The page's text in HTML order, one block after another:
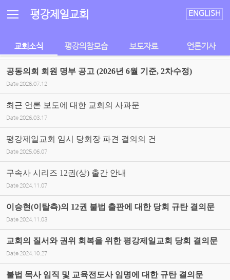
평강제일교회 ENGLISH
교회소식 평강의참모습 보도자료 언론기사
공동의회 회원 명부 공고 (2026년 6월 기준, 2차수정)
Date 2026.07.12
최근 언론 보도에 대한 교회의 사과문
Date 2026.03.17
평강제일교회 임시 당회장 파견 결의의 건
Date 2025.06.07
구속사 시리즈 12권(상) 출간 안내
Date 2024.11.07
이승현(이탈측)의 12권 불법 출판에 대한 당회 규탄 결의문
Date 2024.11.03
교회의 질서와 권위 회복을 위한 평강제일교회 당회 결의문
Date 2024.10.27
불법 목사 임직 및 교육전도사 임명에 대한 규탄 결의문